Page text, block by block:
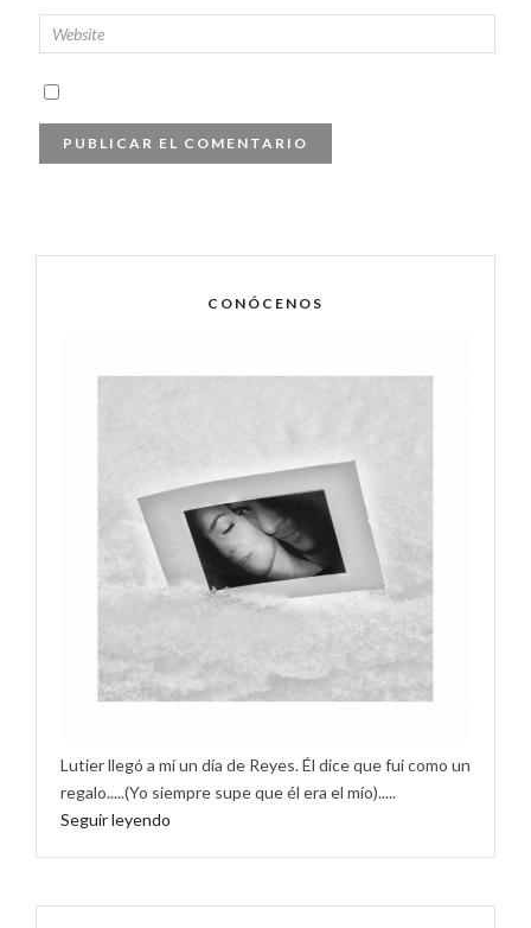
CONÓCENOS
Lutier llegó a mí un día de Reyes. Él dice que fui como un
regalo.....(Yo siempre supe que él era el mío).....
Seguir leyendo